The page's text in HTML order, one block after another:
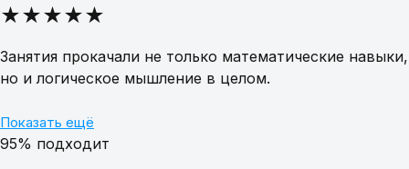
★★★★★
Занятия прокачали не только математические навыки,
но и логическое мышление в целом.
Показать ещё
95% подходит